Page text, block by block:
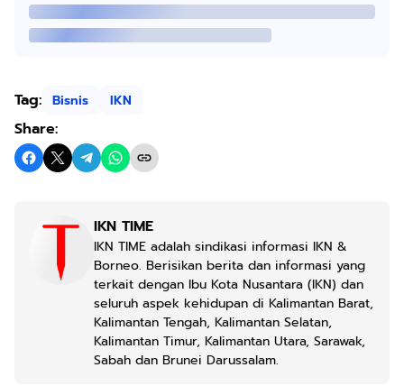
Tag: Bisnis IKN
Share:
IKN TIME
IKN TIME adalah sindikasi informasi IKN &
Borneo. Berisikan berita dan informasi yang
terkait dengan Ibu Kota Nusantara (IKN) dan
seluruh aspek kehidupan di Kalimantan Barat,
Kalimantan Tengah, Kalimantan Selatan,
Kalimantan Timur, Kalimantan Utara, Sarawak,
Sabah dan Brunei Darussalam.